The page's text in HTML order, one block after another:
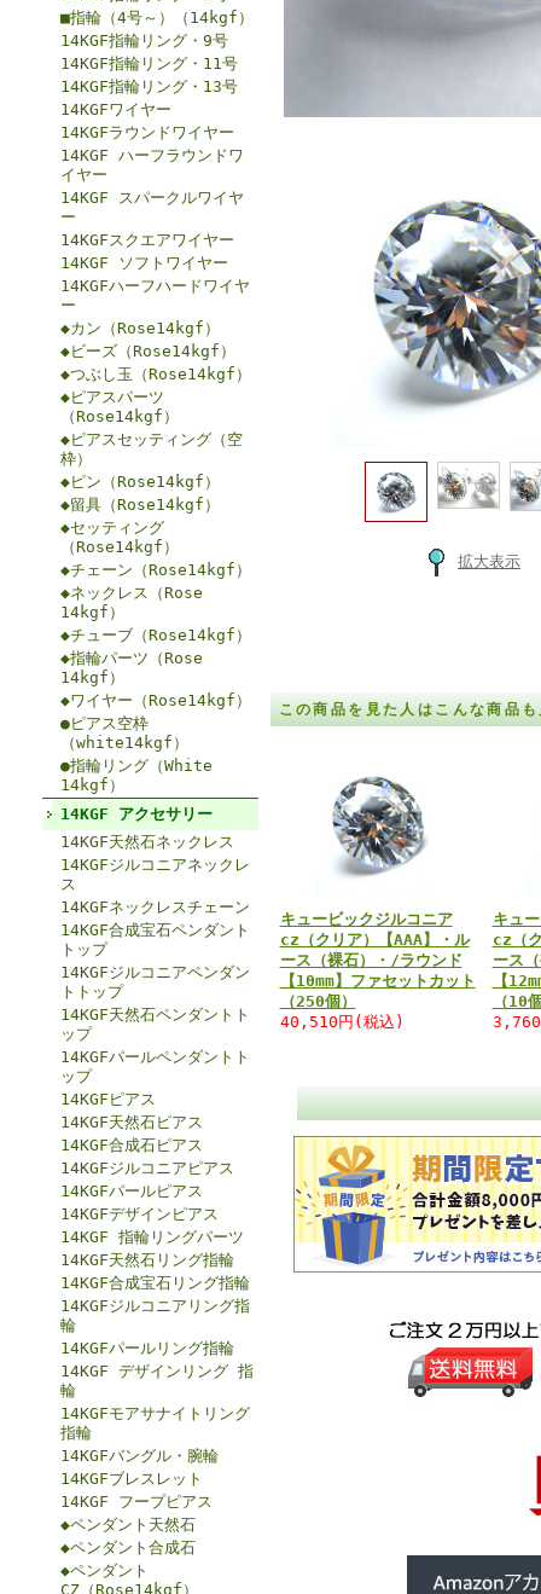
■指輪（4号～）（14kgf）
14KGF指輪リング・9号
14KGF指輪リング・11号
14KGF指輪リング・13号
14KGFワイヤー
14KGFラウンドワイヤー
14KGF ハーフラウンドワ
イヤー
14KGF スパークルワイヤ
ー
14KGFスクエアワイヤー
14KGF ソフトワイヤー
14KGFハーフハードワイヤ
ー
◆カン（Rose14kgf）
◆ビーズ（Rose14kgf）
◆つぶし玉（Rose14kgf）
◆ピアスパーツ
（Rose14kgf）
◆ピアスセッティング（空
枠）
◆ピン（Rose14kgf）
◆留具（Rose14kgf）
◆セッティング
（Rose14kgf）
◆チェーン（Rose14kgf）
◆ネックレス（Rose
14kgf）
◆チューブ（Rose14kgf）
◆指輪パーツ（Rose
14kgf）
◆ワイヤー（Rose14kgf）
●ピアス空枠
（white14kgf）
●指輪リング（White
14kgf）
14KGF アクセサリー
14KGF天然石ネックレス
14KGFジルコニアネックレ
ス
14KGFネックレスチェーン
14KGF合成宝石ペンダント
トップ
14KGFジルコニアペンダン
トトップ
14KGF天然石ペンダントト
ップ
14KGFパールペンダントト
ップ
14KGFピアス
14KGF天然石ピアス
14KGF合成石ピアス
14KGFジルコニアピアス
14KGFパールピアス
14KGFデザインピアス
14KGF 指輪リングパーツ
14KGF天然石リング指輪
14KGF合成宝石リング指輪
14KGFジルコニアリング指
輪
14KGFパールリング指輪
14KGF デザインリング 指
輪
14KGFモアサナイトリング
指輪
14KGFバングル・腕輪
14KGFブレスレット
14KGF フープピアス
◆ペンダント天然石
◆ペンダント合成石
◆ペンダント
CZ（Rose14kgf）
拡大表示
この商品を見た人はこんな商品
キュービックジルコニア
cz（クリア）【AAA】・ル
ース（裸石）・/ラウンド
【10mm】ファセットカット
（250個）
40,510円(税込)
キュ
cz（
ース
【
（10